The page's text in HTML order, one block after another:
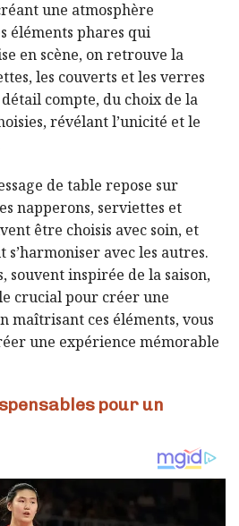
une atmosphère
éléments phares qui
en scène, on retrouve la
les couverts et les verres
détail compte, du choix de la
révélant l’unicité et le
de table repose sur
napperons, serviettes et
être choisis avec soin, et
s’harmoniser avec les autres.
souvent inspirée de la saison,
crucial pour créer une
maîtrisant ces éléments, vous
une expérience mémorable
pour un